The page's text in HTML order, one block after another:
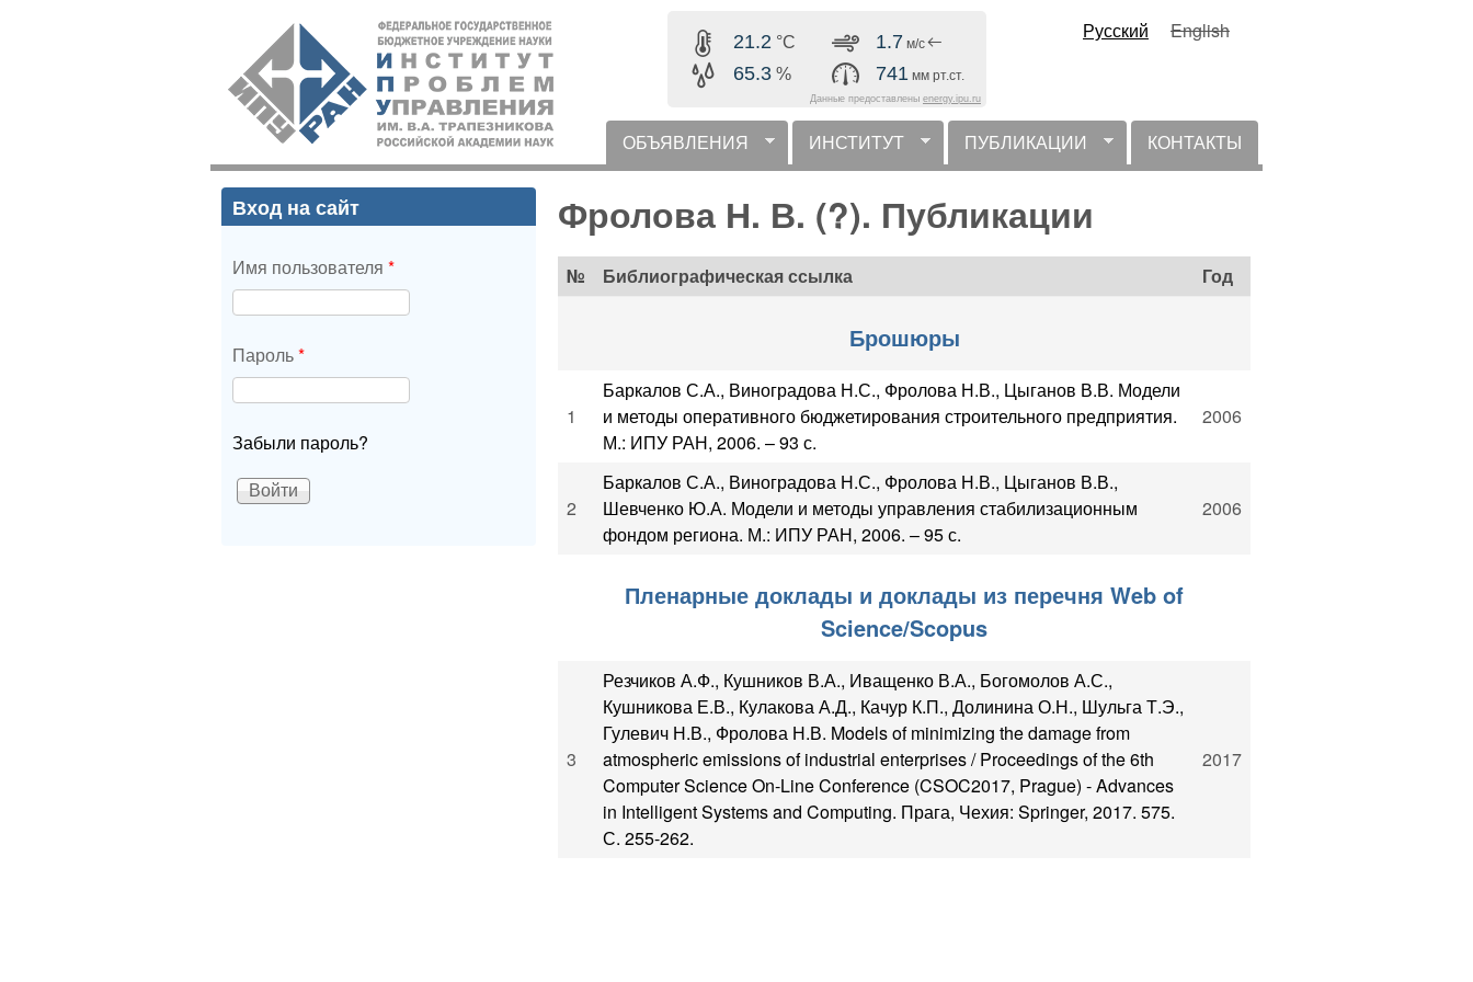
содержанию
ИПУ
РАН
21.2 °C
65.3 %
1.7 м/с
741 мм рт.ст.
Данные предоставлены energy.ipu.ru
Русский English
горизонтальное меню
ОБЪЯВЛЕНИЯ ИНСТИТУТ ПУБЛИКАЦИИ КОНТАКТЫ
Фролова Н. В. (?). Публикации
№ Библиографическая ссылка Год
Брошюры
1
Баркалов С.А., Виноградова Н.С., Фролова Н.В., Цыганов В.В. Модели
и методы оперативного бюджетирования строительного предприятия.
М.: ИПУ РАН, 2006. – 93 с.
2006
2
Баркалов С.А., Виноградова Н.С., Фролова Н.В., Цыганов В.В.,
Шевченко Ю.А. Модели и методы управления стабилизационным
фондом региона. М.: ИПУ РАН, 2006. – 95 с.
2006
Пленарные доклады и доклады из перечня Web of
Science/Scopus
3
Резчиков А.Ф., Кушников В.А., Иващенко В.А., Богомолов А.С.,
Кушникова Е.В., Кулакова А.Д., Качур К.П., Долинина О.Н., Шульга Т.Э.,
Гулевич Н.В., Фролова Н.В. Models of minimizing the damage from
atmospheric emissions of industrial enterprises / Proceedings of the 6th
Computer Science On-Line Conference (CSOC2017, Prague) - Advances
in Intelligent Systems and Computing. Прага, Чехия: Springer, 2017. 575.
С. 255-262.
2017
Вход на сайт
Имя пользователя *
Пароль*
Забыли пароль?